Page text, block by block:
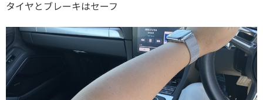
タイヤとブレーキはセーフ